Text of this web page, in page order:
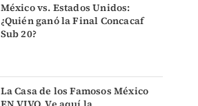
México vs. Estados Unidos:
¿Quién ganó la Final Concacaf
Sub 20?
La Casa de los Famosos México